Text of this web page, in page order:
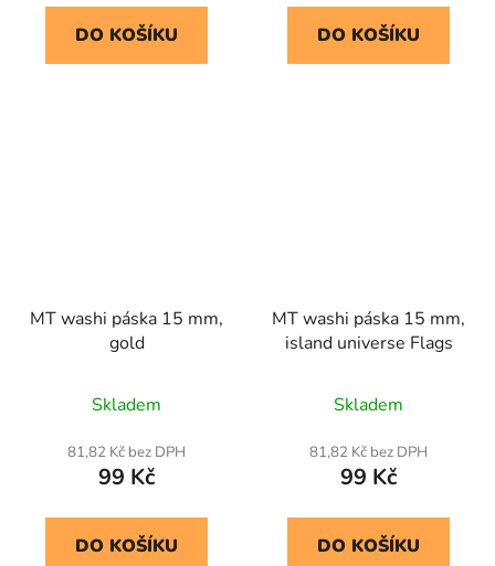
DO KOŠÍKU DO KOŠÍKU
MT washi páska 15 mm,
gold
Skladem
81,82 Kč bez DPH
99 Kč
DO KOŠÍKU
MT washi páska 15 mm,
island universe Flags
Skladem
81,82 Kč bez DPH
99 Kč
DO KOŠÍKU